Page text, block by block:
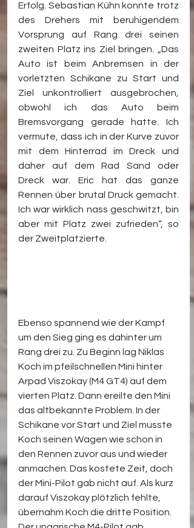
Erfolg. Sebastian Kühn konnte trotz
des Drehers mit beruhigendem
Vorsprung auf Rang drei seinen
zweiten Platz ins Ziel bringen. „Das
Auto ist beim Anbremsen in der
vorletzten Schikane zu Start und
Ziel unkontrolliert ausgebrochen,
obwohl ich das Auto beim
Bremsvorgang gerade hatte. Ich
vermute, dass ich in der Kurve zuvor
mit dem Hinterrad im Dreck und
daher auf dem Rad Sand oder
Dreck war. Eric hat das ganze
Rennen über brutal Druck gemacht.
Ich war wirklich nass geschwitzt, bin
aber mit Platz zwei zufrieden“, so
der Zweitplatzierte.
Ebenso spannend wie der Kampf
um den Sieg ging es dahinter um
Rang drei zu. Zu Beginn lag Niklas
Koch im pfeilschnellen Mini hinter
Arpad Viszokay (M4 GT4) auf dem
vierten Platz. Dann ereilte den Mini
das altbekannte Problem. In der
Schikane vor Start und Ziel musste
Koch seinen Wagen wie schon in
den Rennen zuvor aus und wieder
anmachen. Das kostete Zeit, doch
der Mini-Pilot gab nicht auf. Als kurz
darauf Viszokay plötzlich fehlte,
übernahm Koch die dritte Position.